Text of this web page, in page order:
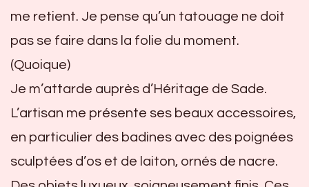
me retient. Je pense qu’un tatouage ne doit
pas se faire dans la folie du moment.
(Quoique)
Je m’attarde auprès d’Héritage de Sade.
L’artisan me présente ses beaux accessoires,
en particulier des badines avec des poignées
sculptées d’os et de laiton, ornés de nacre.